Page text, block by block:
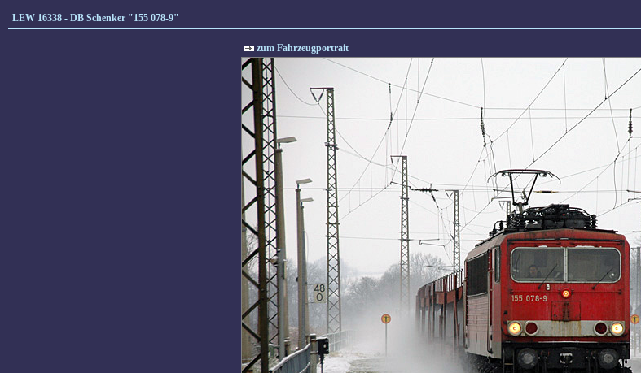
LEW 16338 - DB Schenker "155 078-9"
zum Fahrzeugportrait